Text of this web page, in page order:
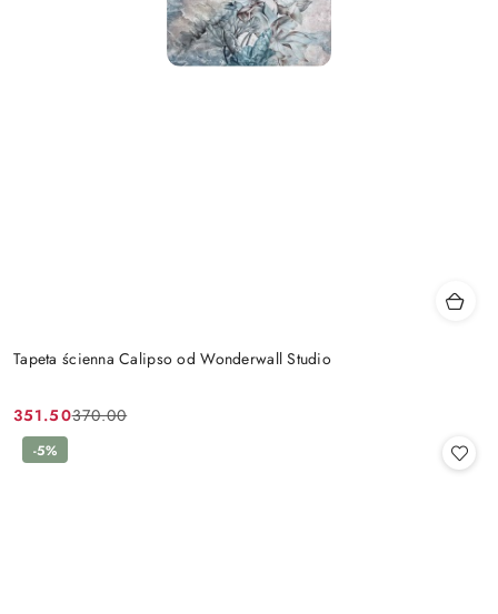
Tapeta ścienna Calipso od Wonderwall Studio
Cena
promocyjna:
351.50
Cena
przed
370.00
-5%